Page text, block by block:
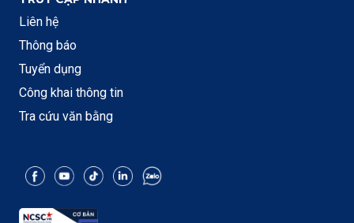
Liên hệ
Thông báo
Tuyển dụng
Công khai thông tin
Tra cứu văn bằng